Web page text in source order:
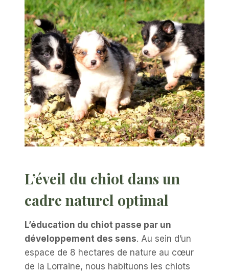
L’éveil du chiot dans un
cadre naturel optimal
L’éducation du chiot passe par un
développement des sens. Au sein d’un
espace de 8 hectares de nature au cœur
de la Lorraine, nous habituons les chiots